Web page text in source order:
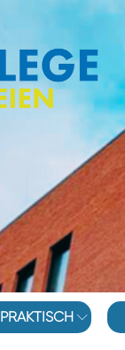
PRAKTISCH